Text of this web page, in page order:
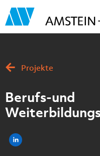
Projekte
Berufs-und